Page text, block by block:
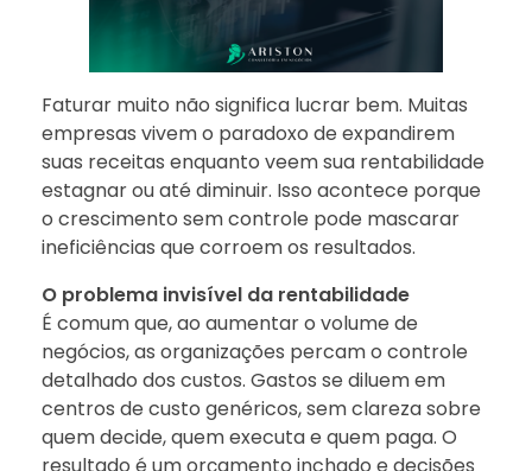
Faturar muito não significa lucrar bem. Muitas
empresas vivem o paradoxo de expandirem
suas receitas enquanto veem sua rentabilidade
estagnar ou até diminuir. Isso acontece porque
o crescimento sem controle pode mascarar
ineficiências que corroem os resultados.
O problema invisível da rentabilidade
É comum que, ao aumentar o volume de
negócios, as organizações percam o controle
detalhado dos custos. Gastos se diluem em
centros de custo genéricos, sem clareza sobre
quem decide, quem executa e quem paga. O
resultado é um orçamento inchado e decisões